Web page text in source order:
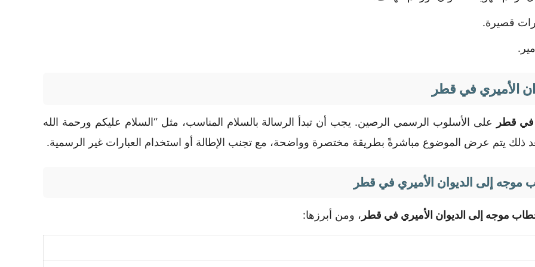
قصيرة.
الأميري في قطر
في قطر
على الأسلوب الرسمي الرصين. يجب أن تبدأ الرسالة بالسلام المناسب، مثل “السلام عليكم ورحمة الله
ذلك يتم عرض الموضوع مباشرةً بطريقة مختصرة وواضحة، مع تجنب الإطالة أو استخدام العبارات غير الرسمية.
موجه إلى الديوان الأميري في قطر
موجه إلى الديوان الأميري في قطر ، ومن أبرزها: